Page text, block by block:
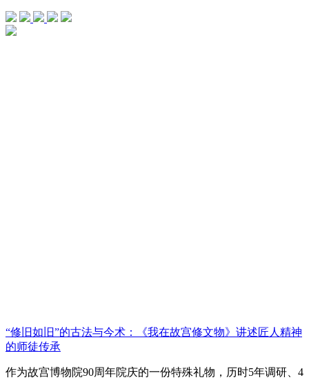
“修旧如旧”的古法与今术：《我在故宫修文物》讲述匠人精神
的师徒传承
作为故宫博物院90周年院庆的一份特殊礼物，历时5年调研、4